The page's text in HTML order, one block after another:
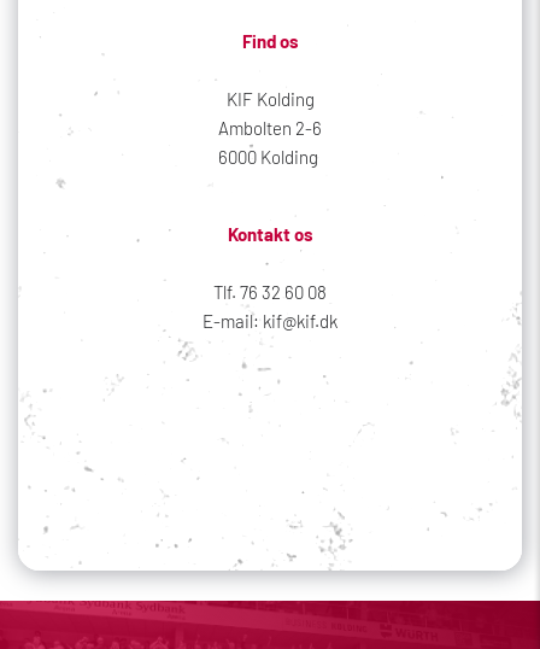
Find os
KIF Kolding
Ambolten 2-6
6000 Kolding
Kontakt os
Tlf. 76 32 60 08
E-mail: kif@kif.dk
Sociale medier
Din profil